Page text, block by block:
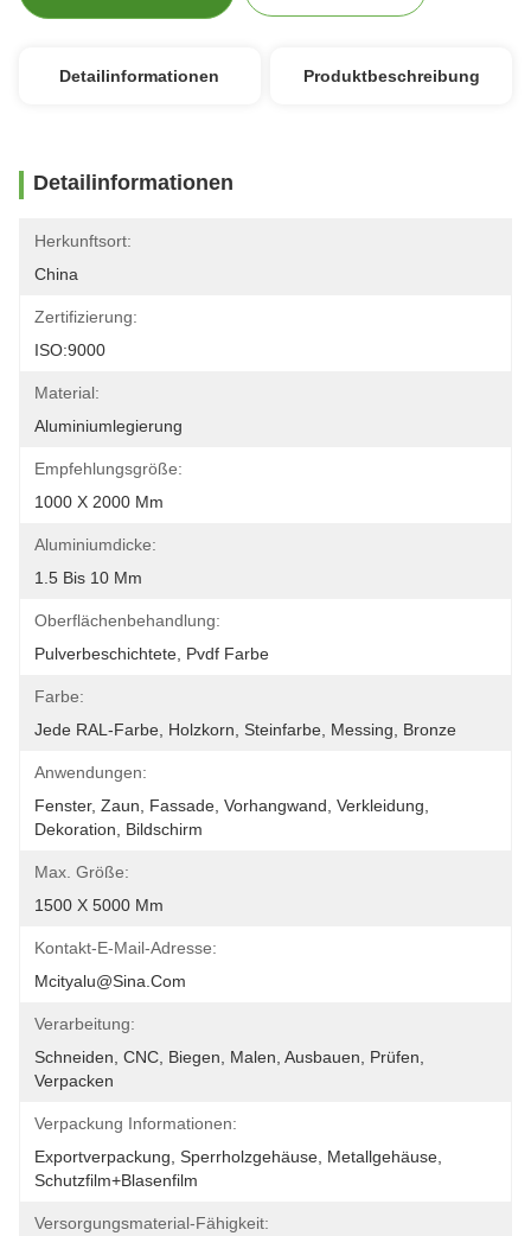
Detailinformationen Produktbeschreibung
Detailinformationen
Herkunftsort:
China
Zertifizierung:
ISO:9000
Material:
Aluminiumlegierung
Empfehlungsgröße:
1000 X 2000 Mm
Aluminiumdicke:
1.5 Bis 10 Mm
Oberflächenbehandlung:
Pulverbeschichtete, Pvdf Farbe
Farbe:
Jede RAL-Farbe, Holzkorn, Steinfarbe, Messing, Bronze
Anwendungen:
Fenster, Zaun, Fassade, Vorhangwand, Verkleidung,
Dekoration, Bildschirm
Max. Größe:
1500 X 5000 Mm
Kontakt-E-Mail-Adresse:
Mcityalu@sina.com
Verarbeitung:
Schneiden, CNC, Biegen, Malen, Ausbauen, Prüfen,
Verpacken
Verpackung Informationen:
Exportverpackung, Sperrholzgehäuse, Metallgehäuse,
Schutzfilm+Blasenfilm
Versorgungsmaterial-Fähigkeit: